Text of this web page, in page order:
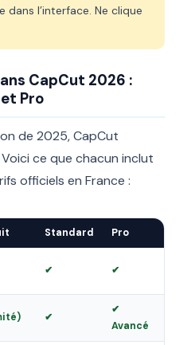
dans l’interface. Ne clique
CapCut 2026 :
Pro
de 2025, CapCut
ce que chacun inclut
officiels en France :
Standard Pro
✔ ✔
✔
✔
Avancé